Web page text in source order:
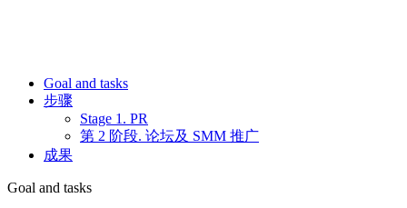
Goal and tasks
步骤
Stage 1. PR
第 2 阶段. 论坛及 SMM 推广
成果
Goal and tasks